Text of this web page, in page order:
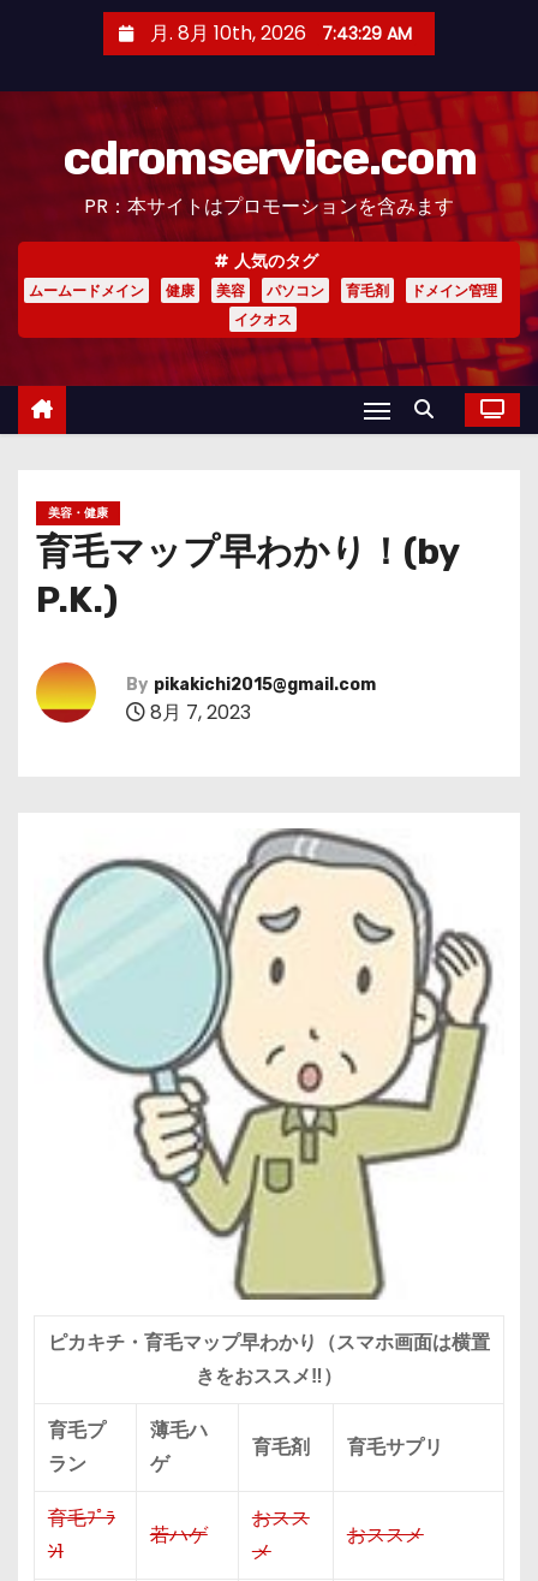
月. 8月 10th, 2026 7:43:30 AM
cdromservice.com
PR：本サイトはプロモーションを含みます
人気のタグ
ムームードメイン 健康 美容 パソコン 育毛剤
ドメイン管理
イクオス
美容・健康
育毛マップ早わかり！(by
P.K.)
By pikakichi2015@gmail.com
8月 7, 2023
ピカキチ・育毛マップ早わかり（スマホ画面は横置
きをおススメ‼）
育毛プ
ラン
薄毛ハ
ゲ
育毛剤 育毛サプリ
育毛ﾌﾟﾗ
ﾝ1
若ハゲ
おスス
メ
おススメ